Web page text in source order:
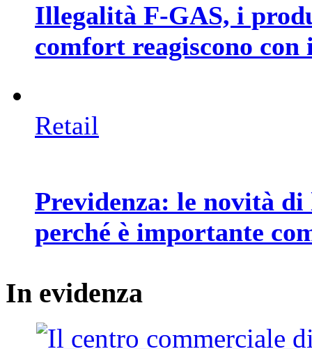
Illegalità F-GAS, i
comfort reagiscono
Retail
Previdenza: le novità di
perché è importante
In evidenza